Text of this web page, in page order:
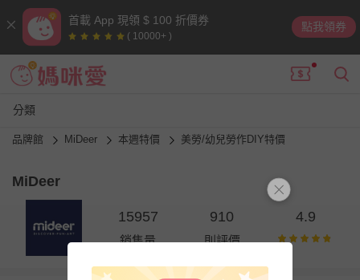
首載 App 現領 $ 100 折價券
( 10000+ )
點我領券
分類
品牌館 MiDeer 本週特價 美勞/幼兒勞作DIY特價
MiDeer
15957
銷售量
910
則評價
4.9